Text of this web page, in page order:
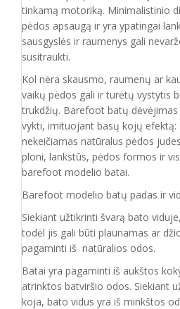
tinkamą motoriką. Minimalistinio
pėdos apsaugą ir yra ypatingai
sausgyslės ir raumenys gali
susitraukti.
Kol nėra skausmo, raumenų ar
vaikų pėdos gali ir turėtų vystytis
trukdžių. Barefoot batų dėvėjimas
vykti, imituojant basų kojų efektą:
nekeičiamas natūralus pėdos
ploni, lankstūs, pėdos formos ir
barefoot modelio batai.
Barefoot modelio batų padas ir
Siekiant užtikrinti švarą bato
todėl jis gali būti plaunamas ar
pagaminti iš natūralios odos.
Batai yra pagaminti iš aukštos
atrinktos batviršio odos. Siekiant
koja, bato vidus yra iš minkštos